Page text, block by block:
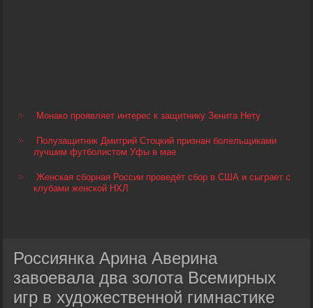
Монако проявляет интерес к защитнику Зенита Нету
Полузащитник Дмитрий Стоцкий признан болельщиками
лучшим футболистом Уфы в мае
Женская сборная России проведёт сбор в США и сыграет с
клубами женской НХЛ
Россиянка Арина Аверина
завоевала два золота Всемирных
игр в художественной гимнастике